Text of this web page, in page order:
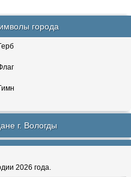
города
г. Вологды
2026 года.